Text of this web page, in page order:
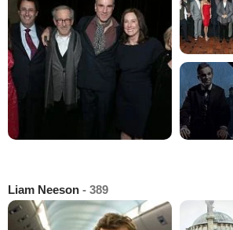
Liam Neeson - 389